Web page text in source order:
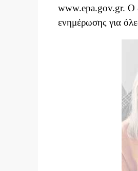
www.epa.gov.gr. Ο
ενημέρωσης για